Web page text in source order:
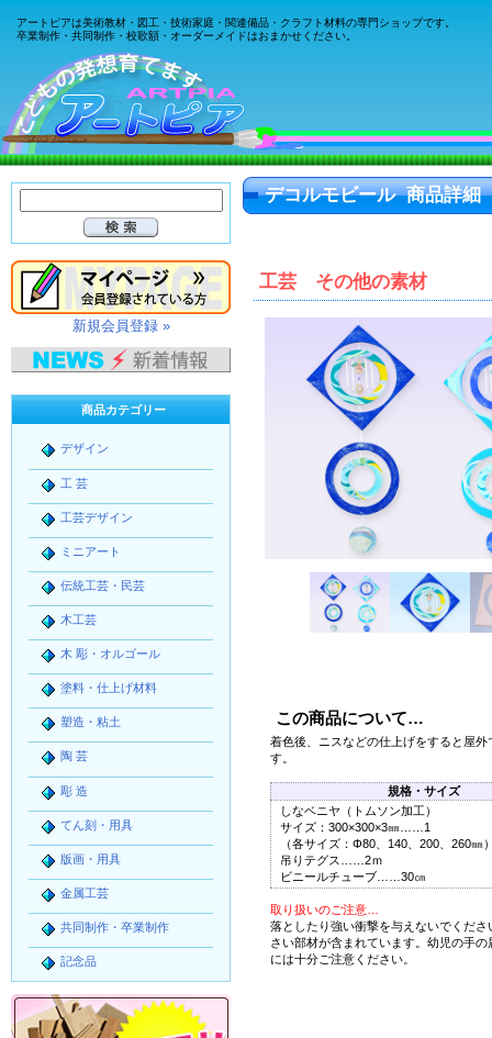
アートピアは美術教材・図工・技術家庭・関連備品・クラフト材料の専門ショップです。
卒業制作・共同制作・校歌額・オーダーメイドはおまかせください。
デコルモビール 商品詳細
工芸 その他の素材
この商品について…
着色後、ニスなどの仕上げをすると屋外
す。
規格・サイズ
しなベニヤ（トムソン加工）
サイズ：300×300×3㎜……1
（各サイズ：Φ80、140、200、260㎜
吊りテグス……2ｍ
ビニールチューブ……30㎝
取り扱いのご注意…
落としたり強い衝撃を与えないでくださ
さい部材が含まれています。幼児の手の
には十分ご注意ください。
新規会員登録 »
商品カテゴリー
デザイン
工 芸
工芸デザイン
ミニアート
伝統工芸・民芸
木工芸
木 彫・オルゴール
塗料・仕上げ材料
塑造・粘土
陶 芸
彫 造
てん刻・用具
版画・用具
金属工芸
共同制作・卒業制作
記念品